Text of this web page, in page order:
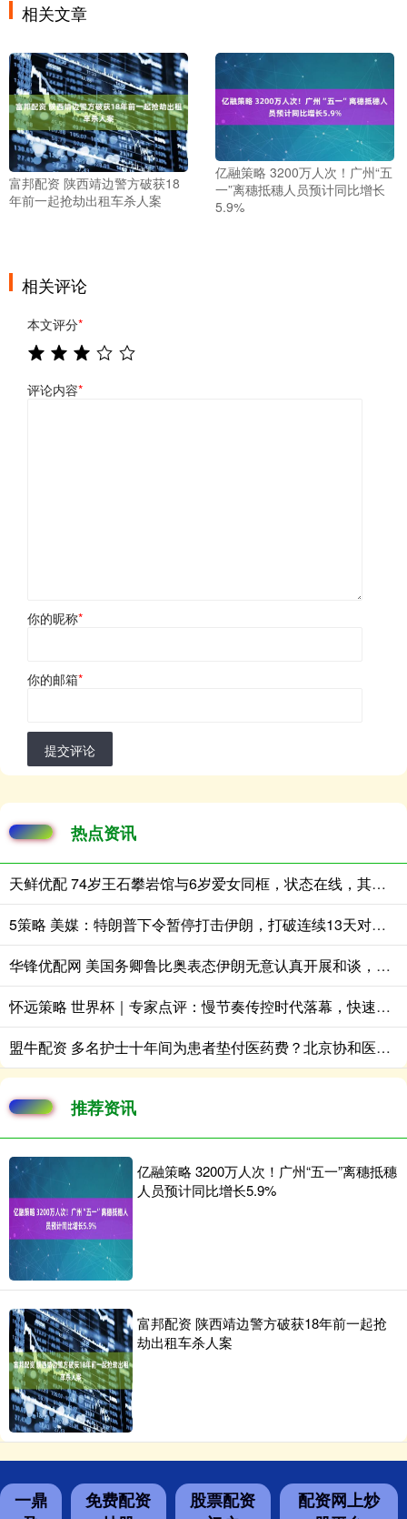
相关文章
富邦配资 陕西靖边警方破获18
年前一起抢劫出租车杀人案
亿融策略 3200万人次！广州“五
一”离穗抵穗人员预计同比增长
5.9%
相关评论
本文评分*
评论内容*
你的昵称*
你的邮箱*
提交评论
热点资讯
天鲜优配 74岁王石攀岩馆与6岁爱女同框，状态在线，其乐融融
5策略 美媒：特朗普下令暂停打击伊朗，打破连续13天对伊空袭局面
华锋优配网 美国务卿鲁比奥表态伊朗无意认真开展和谈，油价暴涨4%
怀远策略 世界杯｜专家点评：慢节奏传控时代落幕，快速向前+高位压迫成为强队主流战术
盟牛配资 多名护士十年间为患者垫付医药费？北京协和医院辟谣
推荐资讯
亿融策略 3200万人次！广州“五一”离穗抵穗
人员预计同比增长5.9%
富邦配资 陕西靖边警方破获18年前一起抢
劫出租车杀人案
一鼎
免费配资
股票配资
配资网上炒